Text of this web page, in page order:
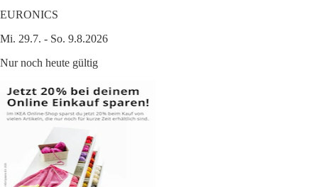
EURONICS
Mi. 29.7. - So. 9.8.2026
Nur noch heute gültig